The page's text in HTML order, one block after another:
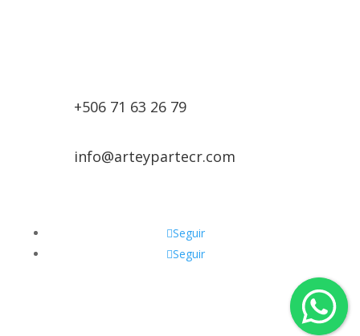
+506 71 63 26 79
info@arteypartecr.com
Seguir
Seguir